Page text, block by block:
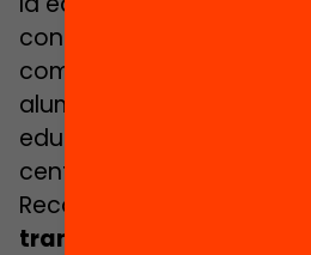
con el fin de desarrollar
competencias digitales
alumnado y avanzar
educativo más flexible,
centrado en el alumno.
Recordemos una vez
transformación digital